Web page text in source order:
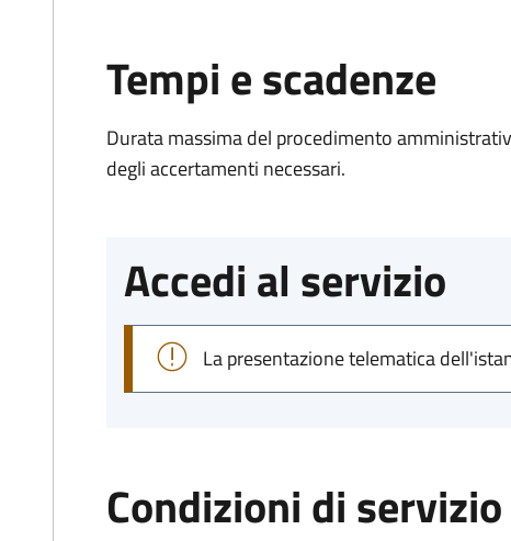
Tempi e scadenze
Durata massima del procedimento
degli accertamenti necessari.
Accedi al servizio
La presentazione telematica
Condizioni di servizio